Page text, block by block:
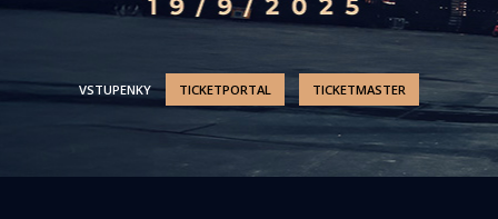
VSTUPENKY TICKETPORTAL TICKETMASTER